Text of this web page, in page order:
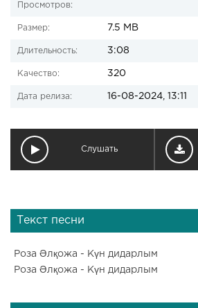
Просмотров:
Размер: 7.5 MB
Длительность: 3:08
Качество: 320
Дата релиза: 16-08-2024, 13:11
Слушать
Текст песни
Роза Әлқожа - Күн дидарлым
Роза Әлқожа - Күн дидарлым